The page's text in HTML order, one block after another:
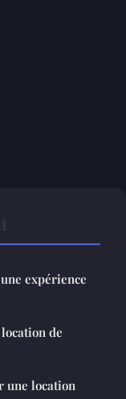
expérience
de
une location